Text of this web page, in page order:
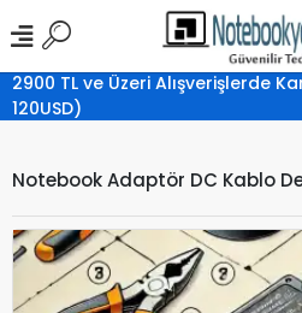
2900 TL ve Üzeri Alışverişlerde
120USD)
Notebook Adaptör DC Kablo